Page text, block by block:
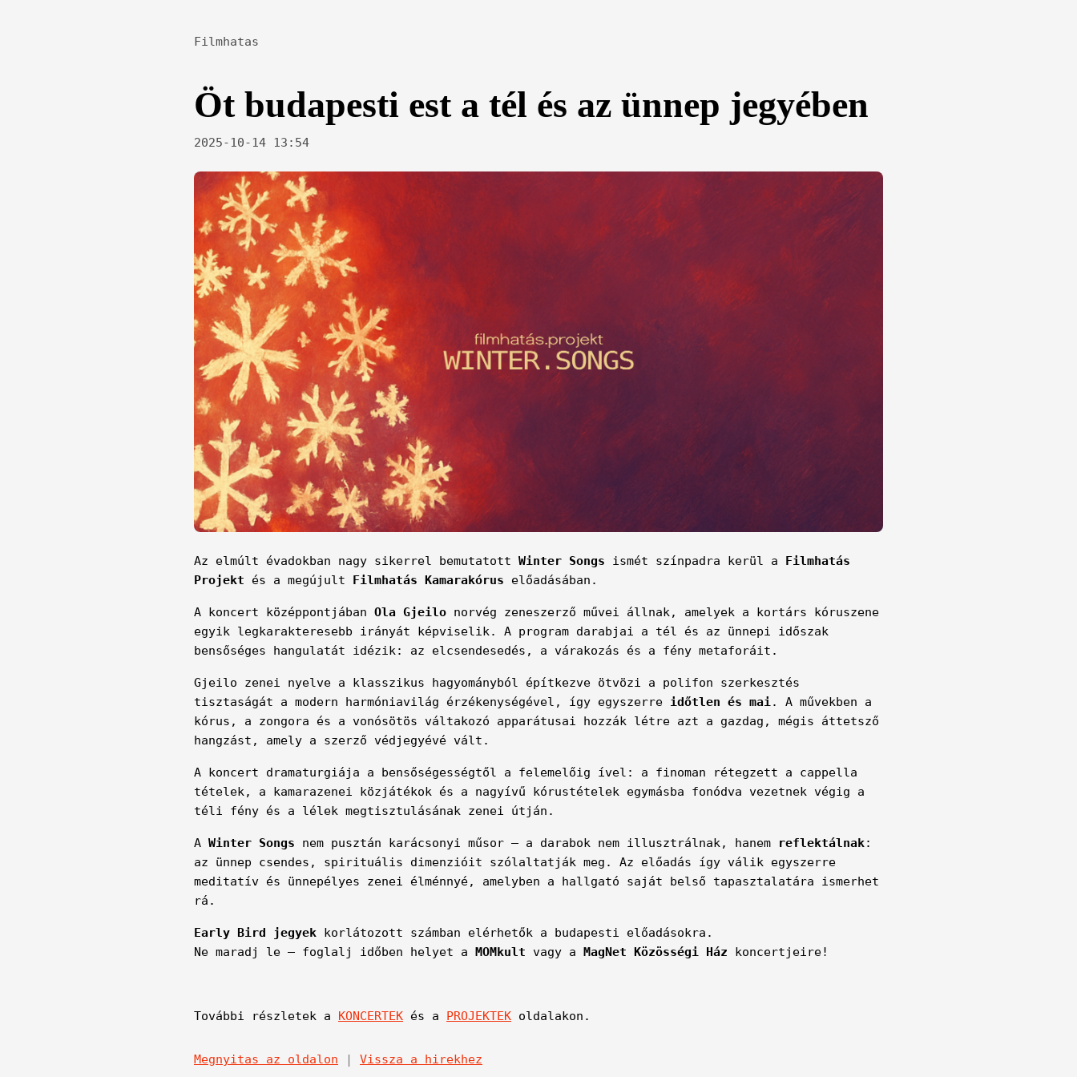
Filmhatas
Öt budapesti est a tél és az ünnep jegyében
2025-10-14 13:54
Az elmúlt évadokban nagy sikerrel bemutatott Winter Songs ismét színpadra kerül a Filmhatás
Projekt és a megújult Filmhatás Kamarakórus előadásában.
A koncert középpontjában Ola Gjeilo norvég zeneszerző művei állnak, amelyek a kortárs kóruszene
egyik legkarakteresebb irányát képviselik. A program darabjai a tél és az ünnepi időszak
bensőséges hangulatát idézik: az elcsendesedés, a várakozás és a fény metaforáit.
Gjeilo zenei nyelve a klasszikus hagyományból építkezve ötvözi a polifon szerkesztés
tisztaságát a modern harmóniavilág érzékenységével, így egyszerre időtlen és mai. A művekben a
kórus, a zongora és a vonósötös váltakozó apparátusai hozzák létre azt a gazdag, mégis áttetsző
hangzást, amely a szerző védjegyévé vált.
A koncert dramaturgiája a bensőségességtől a felemelőig ível: a finoman rétegzett a cappella
tételek, a kamarazenei közjátékok és a nagyívű kórustételek egymásba fonódva vezetnek végig a
téli fény és a lélek megtisztulásának zenei útján.
A Winter Songs nem pusztán karácsonyi műsor – a darabok nem illusztrálnak, hanem reflektálnak:
az ünnep csendes, spirituális dimenzióit szólaltatják meg. Az előadás így válik egyszerre
meditatív és ünnepélyes zenei élménnyé, amelyben a hallgató saját belső tapasztalatára ismerhet
rá.
Early Bird jegyek korlátozott számban elérhetők a budapesti előadásokra.
Ne maradj le – foglalj időben helyet a MOMkult vagy a MagNet Közösségi Ház koncertjeire!
További részletek a KONCERTEK és a PROJEKTEK oldalakon.
Megnyitas az oldalon | Vissza a hirekhez